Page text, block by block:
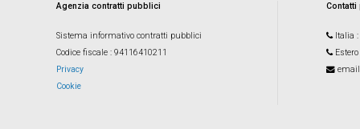
Agenzia contratti pubblici
Sistema informativo contratti pubblici
Codice fiscale : 94116410211
Privacy
Cookie
Italia
Estero
email